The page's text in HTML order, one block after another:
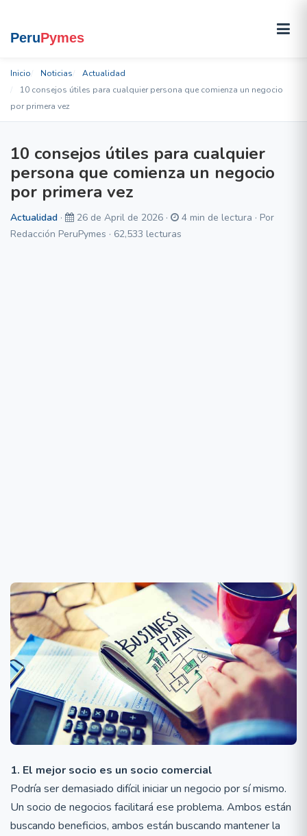
Inicio Noticias
Actualidad
10 consejos útiles para cualquier persona que comienza un negocio
por primera vez
10 consejos útiles para cualquier
persona que comienza un negocio
por primera vez
Actualidad · 26 de April de 2026 ·
4 min de lectura · Por
Redacción PeruPymes · 62,533 lecturas
1. El mejor socio es un socio comercial
Podría ser demasiado difícil iniciar un negocio por sí mismo.
Un socio de negocios facilitará ese problema. Ambos están
buscando beneficios, ambos están buscando mantener la